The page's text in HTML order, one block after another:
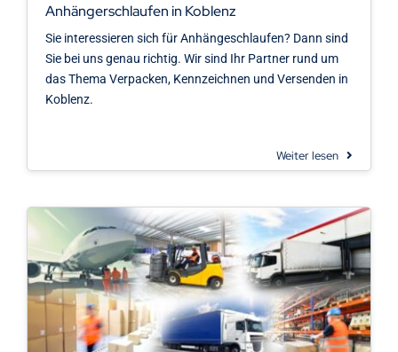
Anhängerschlaufen in Koblenz
Sie interessieren sich für Anhängeschlaufen? Dann sind
Sie bei uns genau richtig. Wir sind Ihr Partner rund um
das Thema Verpacken, Kennzeichnen und Versenden in
Koblenz.
Weiter lesen